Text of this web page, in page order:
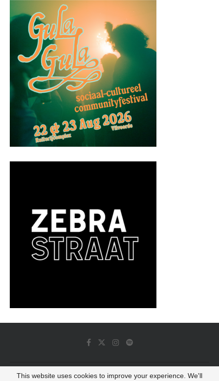
© 2022 - Luminous Dash All Rights Reserved
This website uses cookies to improve your experience. We'll